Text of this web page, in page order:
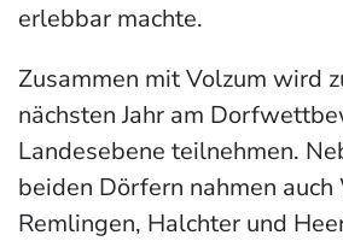
erlebbar machte.
Zusammen mit Volzum wird
nächsten Jahr am
Landesebene teilnehmen.
beiden Dörfern nahmen
Remlingen, Halchter und